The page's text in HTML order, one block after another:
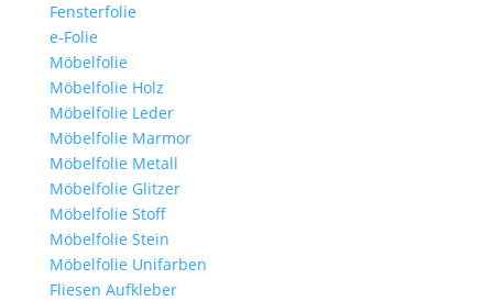
Fensterfolie
e-Folie
Möbelfolie
Möbelfolie Holz
Möbelfolie Leder
Möbelfolie Marmor
Möbelfolie Metall
Möbelfolie Glitzer
Möbelfolie Stoff
Möbelfolie Stein
Möbelfolie Unifarben
Fliesen Aufkleber